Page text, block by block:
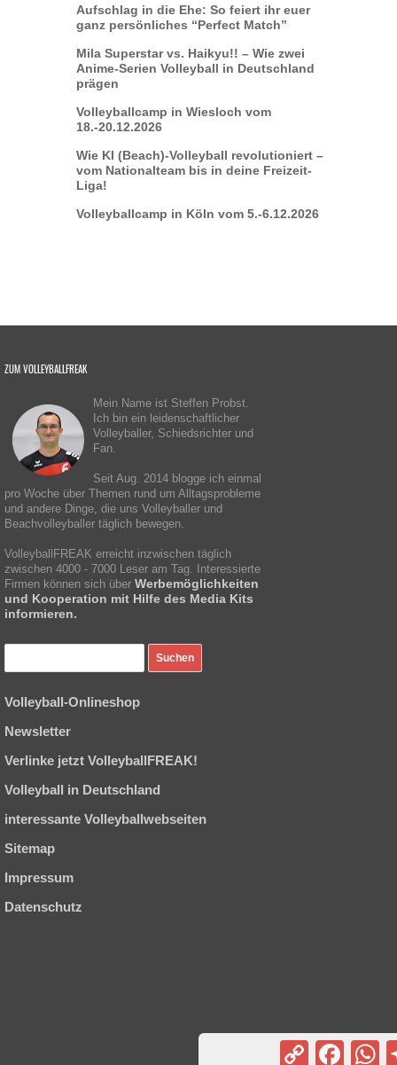
Aufschlag in die Ehe: So feiert ihr euer
ganz persönliches “Perfect Match”
Mila Superstar vs. Haikyu!! – Wie zwei
Anime-Serien Volleyball in Deutschland
prägen
Volleyballcamp in Wiesloch vom
18.-20.12.2026
Wie KI (Beach)-Volleyball revolutioniert –
vom Nationalteam bis in deine Freizeit-
Liga!
Volleyballcamp in Köln vom 5.-6.12.2026
ZUM VOLLEYBALLFREAK
Mein Name ist Steffen Probst.
Ich bin ein leidenschaftlicher
Volleyballer, Schiedsrichter und
Fan.
Seit Aug. 2014 blogge ich einmal
pro Woche über Themen rund um Alltagsprobleme
und andere Dinge, die uns Volleyballer und
Beachvolleyballer täglich bewegen.
VolleyballFREAK erreicht inzwischen täglich
zwischen 4000 - 7000 Leser am Tag. Interessierte
Firmen können sich über Werbemöglichkeiten
und Kooperation mit Hilfe des Media Kits
informieren.
Volleyball-Onlineshop
Newsletter
Verlinke jetzt VolleyballFREAK!
Volleyball in Deutschland
interessante Volleyballwebseiten
Sitemap
Impressum
Datenschutz
Copy
Link
Facebook